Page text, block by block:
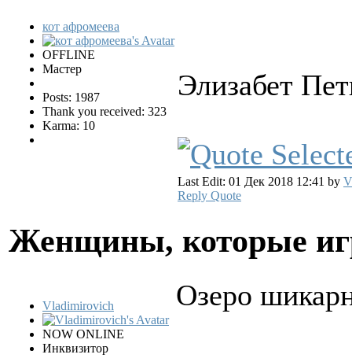
кот афромеева
OFFLINE
Мастер
Posts: 1987
Thank you received: 323
Karma: 10
Элизабет
Last Edit: 01 Дек 2018 12:41 by
Reply Quote
Женщины, которые
Vladimirovich
NOW ONLINE
Инквизитор
Озеро